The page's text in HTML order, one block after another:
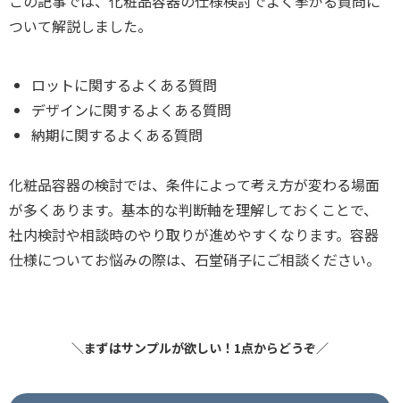
ついて解説しました。
ロットに関するよくある質問
デザインに関するよくある質問
納期に関するよくある質問
化粧品容器の検討では、条件によって考え方が変わる場面
が多くあります。基本的な判断軸を理解しておくことで、
社内検討や相談時のやり取りが進めやすくなります。容器
仕様についてお悩みの際は、石堂硝子にご相談ください。
＼まずはサンプルが欲しい！1点からどうぞ／